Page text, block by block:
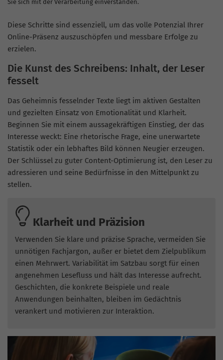
Sie sich mit der Verarbeitung einverstanden.
Diese Schritte sind essenziell, um das volle Potenzial Ihrer
Online-Präsenz auszuschöpfen und messbare Erfolge zu
erzielen.
Die Kunst des Schreibens: Inhalt, der Leser
fesselt
Das Geheimnis fesselnder Texte liegt im aktiven Gestalten
und gezielten Einsatz von Emotionalität und Klarheit.
Beginnen Sie mit einem aussagekräftigen Einstieg, der das
Interesse weckt: Eine rhetorische Frage, eine unerwartete
Statistik oder ein lebhaftes Bild können Neugier erzeugen.
Der Schlüssel zu guter Content-Optimierung ist, den Leser zu
adressieren und seine Bedürfnisse in den Mittelpunkt zu
stellen.
Klarheit und Präzision
Verwenden Sie klare und präzise Sprache, vermeiden Sie
unnötigen Fachjargon, außer er bietet dem Zielpublikum
einen Mehrwert. Variabilität im Satzbau sorgt für einen
angenehmen Lesefluss und hält das Interesse aufrecht.
Geschichten, die konkrete Beispiele und reale
Anwendungen beinhalten, bleiben im Gedächtnis
verankert und motivieren zur Interaktion.